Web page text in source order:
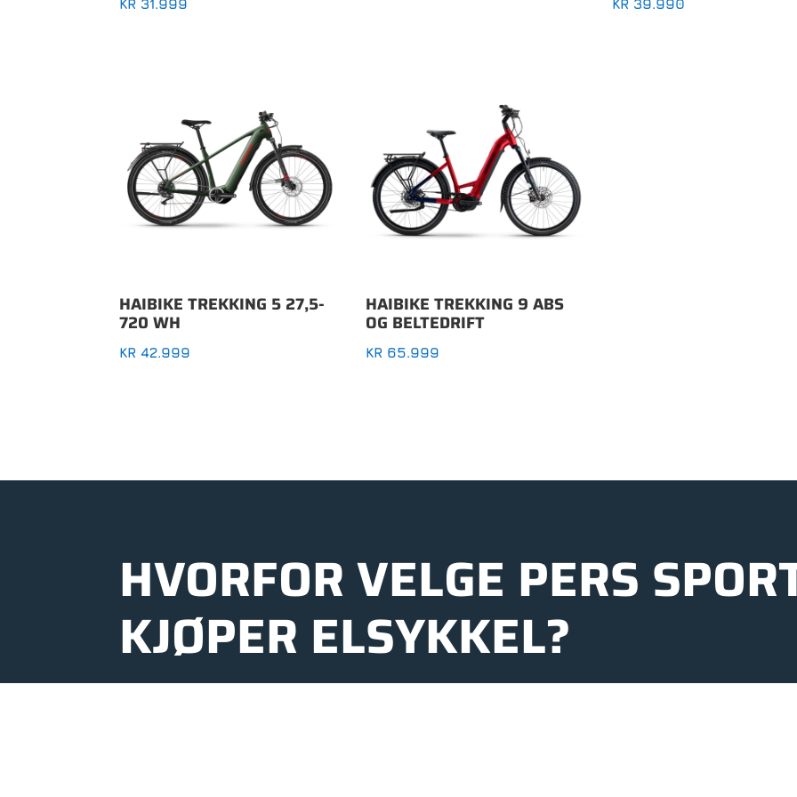
KR 31.999 KR 39.990
HAIBIKE TREKKING 5 27,5-
720 WH
KR 42.999
HAIBIKE TREKKING 9 ABS
OG BELTEDRIFT
KR 65.999
HVORFOR VELGE PERS
KJØPER ELSYKKEL?